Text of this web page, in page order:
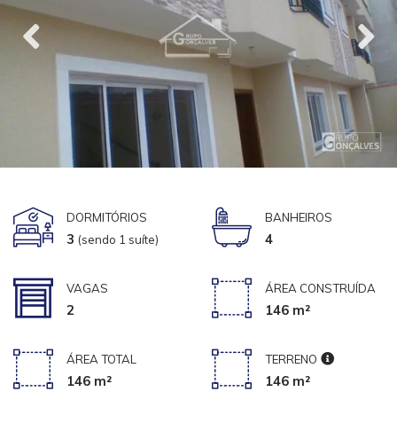
DORMITÓRIOS
3 (sendo 1 suíte)
BANHEIROS
4
VAGAS
2
ÁREA CONSTRUÍDA
146 m²
ÁREA TOTAL
146 m²
TERRENO
146 m²